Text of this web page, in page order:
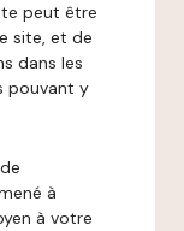
peut être
site, et de
dans les
pouvant y
à
à votre